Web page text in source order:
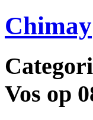
Chimay
Vos op